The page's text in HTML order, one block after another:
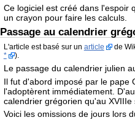
Ce logiciel est créé dans l'espoir
un crayon pour faire les calculs.
Passage au calendrier
L'article est basé sur un article de
*
).
Le passage du calendrier julien
Il fut d'abord imposé par le pape
l'adoptèrent immédiatement.
calendrier grégorien qu'au
Voici les omissions de jours lors